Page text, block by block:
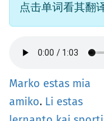
点击单词看其翻
Marko estas mia
amiko. Li estas